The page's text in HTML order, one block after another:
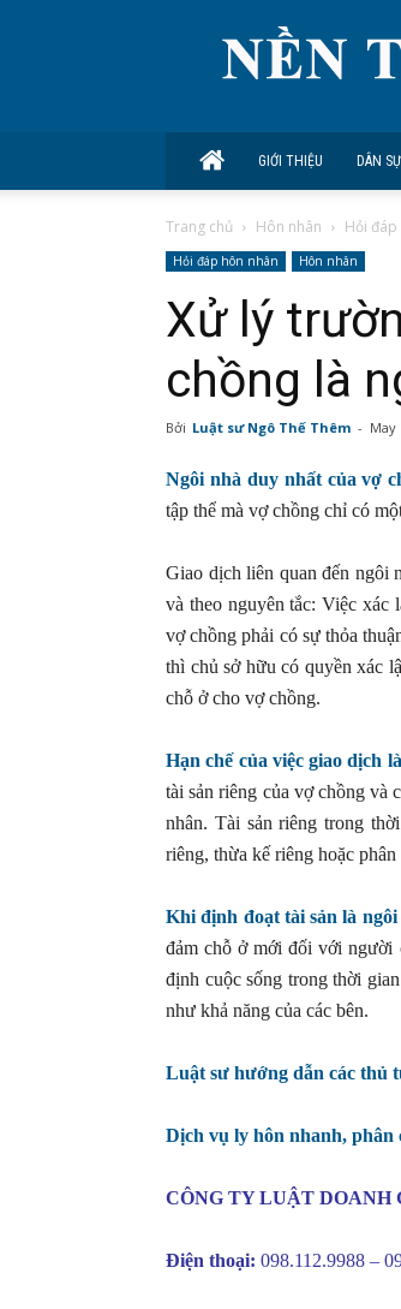
GIỚI THIỆU DÂN SỰ
Trang chủ Hôn nhân Hỏi
Hỏi đáp hôn nhân Hôn nhân
Xử lý
chồng là
Bởi Luật sư Ngô Thế Thêm - May
Ngôi nhà duy nhất của vợ
tập thể mà vợ chồng chỉ có
Giao dịch liên quan đến ngôi
và theo nguyên tắc: Việc xác
vợ chồng phải có sự thỏa
thì chủ sở hữu có quyền xác
chỗ ở cho vợ chồng.
Hạn chế của việc giao dịch là
tài sản riêng của vợ chồng và
nhân. Tài sản riêng trong
riêng, thừa kế riêng hoặc
Khi định đoạt tài sản là
đảm chỗ ở mới đối với người
định cuộc sống trong thời
như khả năng của các bên.
Luật sư hướng dẫn các thủ
Dịch vụ ly hôn nhanh, phân
CÔNG TY LUẬT DOANH
Điện thoại: 098.112.9988 –